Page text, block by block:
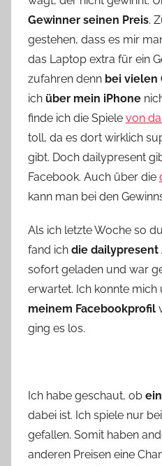
Gewinner seinen Preis.
gestehen, dass es mir
das Laptop extra für ein
zufahren denn bei vielen
ich über mein iPhone
finde ich die Spiele von
toll, da es dort wirklich
gibt. Doch dailypresent
Facebook. Auch über die
kann man bei den
Als ich letzte Woche so
fand ich die dailypresent
sofort geladen und war
erwartet. Ich konnte mich
meinem Facebookprofil
ging es los.
Ich habe geschaut, ob
dabei ist. Ich spiele nur
gefallen. Somit haben
anderen Preisen eine